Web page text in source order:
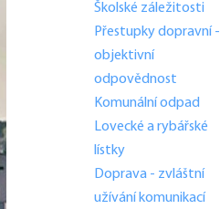
Školské záležitosti
Přestupky dopravní -
objektivní
odpovědnost
Komunální odpad
Lovecké a rybářské
lístky
Doprava - zvláštní
užívání komunikací